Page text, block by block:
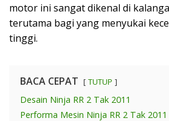
motor ini sangat dikenal di
terutama bagi yang menyukai
tinggi.
BACA CEPAT TUTUP
Desain Ninja RR 2 Tak 2011
Performa Mesin Ninja RR 2 Tak 2011